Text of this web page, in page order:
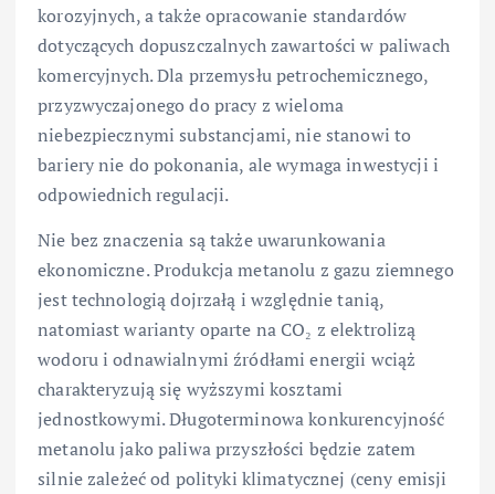
korozyjnych, a także opracowanie standardów
dotyczących dopuszczalnych zawartości w paliwach
komercyjnych. Dla przemysłu petrochemicznego,
przyzwyczajonego do pracy z wieloma
niebezpiecznymi substancjami, nie stanowi to
bariery nie do pokonania, ale wymaga inwestycji i
odpowiednich regulacji.
Nie bez znaczenia są także uwarunkowania
ekonomiczne. Produkcja metanolu z gazu ziemnego
jest technologią dojrzałą i względnie tanią,
natomiast warianty oparte na CO₂ z elektrolizą
wodoru i odnawialnymi źródłami energii wciąż
charakteryzują się wyższymi kosztami
jednostkowymi. Długoterminowa konkurencyjność
metanolu jako paliwa przyszłości będzie zatem
silnie zależeć od polityki klimatycznej (ceny emisji